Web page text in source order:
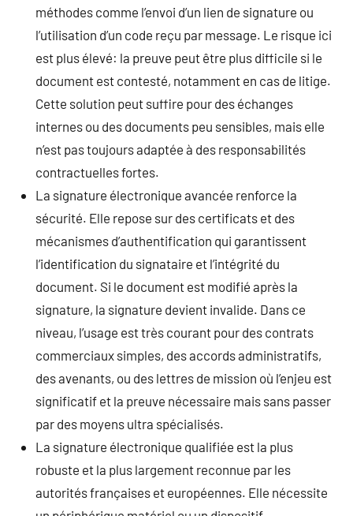
méthodes comme l’envoi d’un lien de signature ou
l’utilisation d’un code reçu par message. Le risque ici
est plus élevé: la preuve peut être plus difficile si le
document est contesté, notamment en cas de litige.
Cette solution peut suffire pour des échanges
internes ou des documents peu sensibles, mais elle
n’est pas toujours adaptée à des responsabilités
contractuelles fortes.
La signature électronique avancée renforce la
sécurité. Elle repose sur des certificats et des
mécanismes d’authentification qui garantissent
l’identification du signataire et l’intégrité du
document. Si le document est modifié après la
signature, la signature devient invalide. Dans ce
niveau, l’usage est très courant pour des contrats
commerciaux simples, des accords administratifs,
des avenants, ou des lettres de mission où l’enjeu est
significatif et la preuve nécessaire mais sans passer
par des moyens ultra spécialisés.
La signature électronique qualifiée est la plus
robuste et la plus largement reconnue par les
autorités françaises et européennes. Elle nécessite